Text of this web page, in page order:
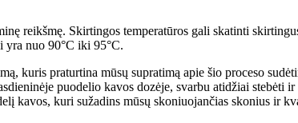
reikšmę. Skirtingos temperatūros gali skatinti
yra nuo 90°C iki 95°C.
kuris praturtina mūsų supratimą apie šio proceso
puodelio kavos dozėje, svarbu atidžiai stebėti
kavos, kuri sužadins mūsų skoniuojančias skonius ir